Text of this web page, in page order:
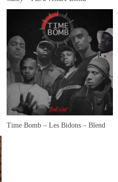
Time Bomb – Les Bidons – Blend